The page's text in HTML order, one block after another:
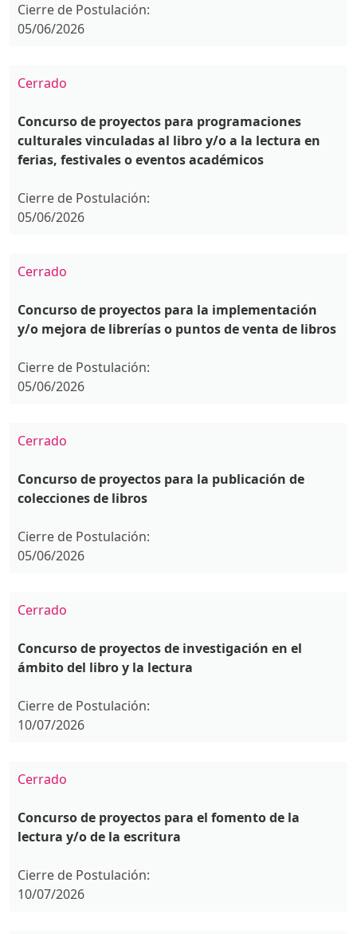
Cierre de Postulación:
05/06/2026
Cerrado
Concurso de proyectos para programaciones
culturales vinculadas al libro y/o a la lectura en
ferias, festivales o eventos académicos
Cierre de Postulación:
05/06/2026
Cerrado
Concurso de proyectos para la implementación
y/o mejora de librerías o puntos de venta de libros
Cierre de Postulación:
05/06/2026
Cerrado
Concurso de proyectos para la publicación de
colecciones de libros
Cierre de Postulación:
05/06/2026
Cerrado
Concurso de proyectos de investigación en el
ámbito del libro y la lectura
Cierre de Postulación:
10/07/2026
Cerrado
Concurso de proyectos para el fomento de la
lectura y/o de la escritura
Cierre de Postulación:
10/07/2026